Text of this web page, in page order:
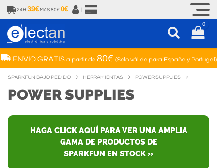
24H 3.9€ MAS 80€ 0€
0
ENVIO GRATISa partir de 80€ (Solo válido para España y Portugal)
SPARKFUN BAJO PEDIDO HERRAMIENTAS POWER SUPPLIES
POWER SUPPLIES
HAGA CLICK AQUÍ PARA VER UNA AMPLIA
GAMA DE PRODUCTOS DE
SPARKFUN EN STOCK »